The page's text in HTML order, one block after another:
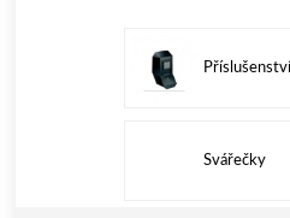
Příslušenství
Svářečky